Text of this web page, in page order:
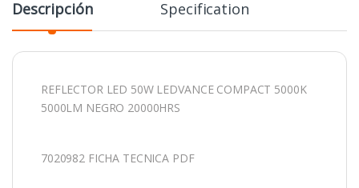
Descripción Specification
REFLECTOR LED 50W LEDVANCE COMPACT 5000K
5000LM NEGRO 20000HRS
7020982 FICHA TECNICA PDF